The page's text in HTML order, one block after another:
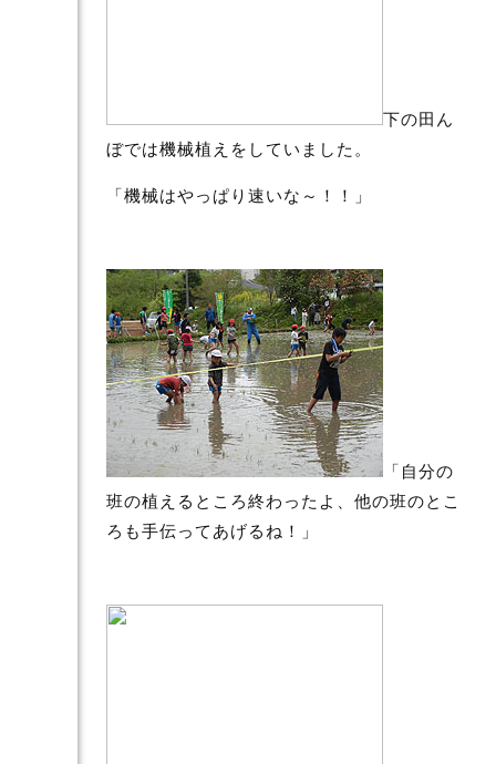
下の田ん
ぼでは機械植えをしていました。
「機械はやっぱり速いな～！！」
「自分の
班の植えるところ終わったよ、他の班のとこ
ろも手伝ってあげるね！」